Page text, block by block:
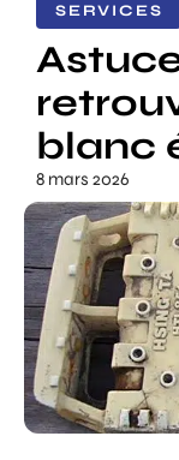
SERVICES
blanc
8 mars 2026